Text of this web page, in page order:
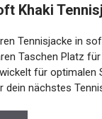
Khaki
Tennisjacke in
Taschen Platz
für optimalen
dein nächstes